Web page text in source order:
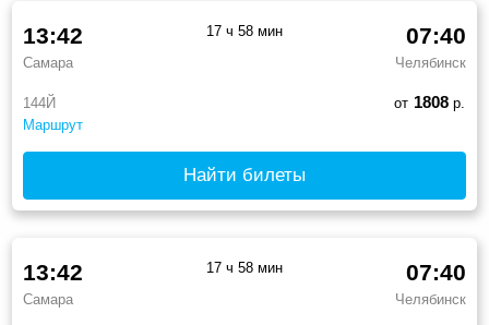
144Й
Маршрут
13:42
Самара
07:40
Челябинск
17 ч 58 мин
от 1808р.
Найти билеты
13:42
Самара
07:40
Челябинск
17 ч 58 мин